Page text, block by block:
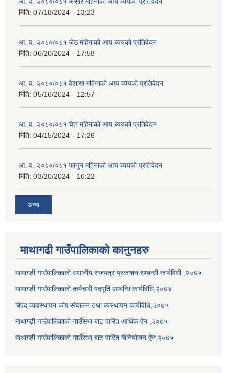
मिति: 07/18/2024 - 13:23
आ. व. २०८०/०८१ जेठ महिनाको आय व्ययको प्रतिवेदन
मिति: 06/20/2024 - 17:58
आ. व. २०८०/०८१ वैशाख महिनाको आय व्ययको प्रतिवेदन
मिति: 05/16/2024 - 12:57
आ. व. २०८०/०८१ चैत महिनाको आय व्ययको प्रतिवेदन
मिति: 04/15/2024 - 17:26
आ. व. २०८०/०८१ फागुन महिनाको आय व्ययको प्रतिवेदन
मिति: 03/20/2024 - 16:22
अन्य
माथागढी गाउँपालिकाको कानुनहरु
माथागढ़ी गाउँपालिकाको स्थानीय राजपत्र प्रकाशन सम्बन्धी कार्यविधी ,२०७५
माथागढ़ी गाउँपालिकाको कर्मचारी पदपूर्ति सम्बन्धि कार्यविधि,२०७४
बिपद् व्यवस्थापन कोष संचालन तथा व्यस्थापन कार्यविधि,२०७५
माथागढ़ी गाउँपालिकाको गाउँसभा बाट पारित आर्थिक ऐन ,२०७५
माथागढ़ी गाउँपालिकाको गाउँसभा बाट पारित बिनियोजन ऐन,२०७५